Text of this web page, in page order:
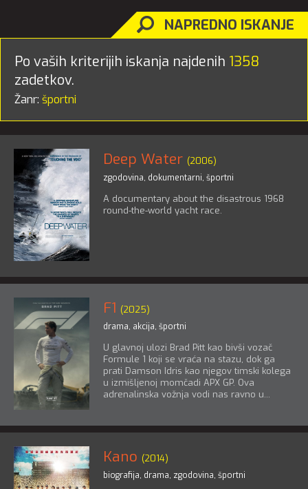
NAPREDNO ISKANJE
Po vaših kriterijih iskanja najdenih 1358
zadetkov.
Žanr: športni
Deep Water (2006)
zgodovina, dokumentarni, športni
A documentary about the disastrous 1968
round-the-world yacht race.
F1 (2025)
drama, akcija, športni
U glavnoj ulozi Brad Pitt kao bivši vozač
Formule 1 koji se vraća na stazu, dok ga
prati Damson Idris kao njegov timski kolega
u izmišljenoj momčadi APX GP. Ova
adrenalinska vožnja vodi nas ravno u...
Kano (2014)
biografija, drama, zgodovina, športni